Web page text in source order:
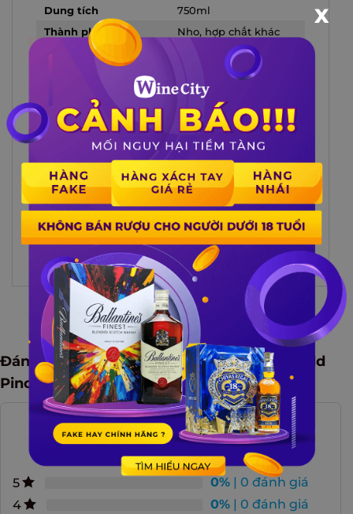
Dung tích
750ml
Thành phần
Nho, hợp chất khác
Màu sắc
Hồng nhạt, ánh kim
Rượu Sparkling Bottega Rose Gold
Pinot Noir
là một sản phẩm đến từ Ý,
với hương vị đa dạng, từ trái cây tươi
mát đến gia vị ấm áp. Với nồng độ cực
kỳ tinh tế và màu đỏ cuốn hút, đây là
một lựa chọn tuyệt vời cho những ai
yêu thích vị ngon của rượu vang.
Xem thêm
Đánh giá Rượu Sparkling Bottega Rose Gold
Pinot Noir – 750ml
0.0
ĐÁNH GIÁ TRUNG BÌNH
5 0% | 0 đánh giá
4
0% | 0 đánh giá
X